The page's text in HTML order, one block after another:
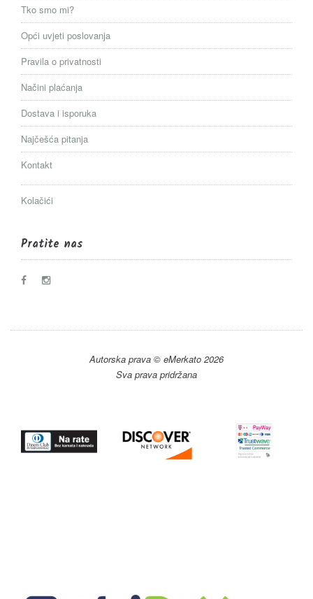
Tko smo mi?
Opći uvjeti poslovanja
Pravila o privatnosti
Načini plaćanja
Dostava i isporuka
Najčešća pitanja
Kontakt
Kolačići
Pratite nas
Autorska prava © eMerkato 2026
Sva prava pridržana